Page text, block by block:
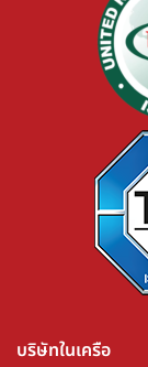
กิจกรรม
บริษัทฯ ร่ว
บริษัทฯ เข้าร่ว
Showcase
โอกาสให้นิสิต
งานเทคโนโลยี
โพสต์เมื่อวันที่15